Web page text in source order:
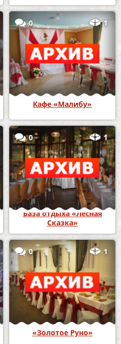
0 1
Кафе «Малибу»
0 1
База отдыха «Лесная
Сказка»
0 1
«Золотое Руно»